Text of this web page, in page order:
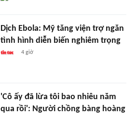
Dịch Ebola: Mỹ tăng viện trợ ngăn
tình hình diễn biến nghiêm trọng
4 giờ
'Cô ấy đã lừa tôi bao nhiêu năm
qua rồi': Người chồng bàng hoàng